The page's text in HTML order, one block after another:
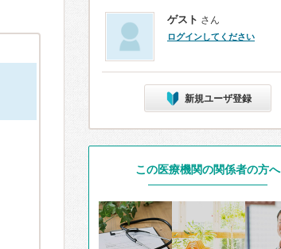
ゲスト さん
ログインしてください
新規ユーザ登録
この医療機関の関係者の方へ